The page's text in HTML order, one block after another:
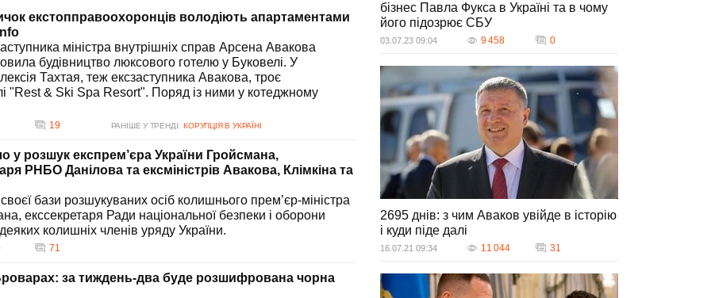
перебування на посаді міністра внутрішніх справ. Зокрема, його
та у справах про корупцію і хабарництво, які проходили під час
Україні. Він критикує владу за утиски свободи слова та вважає, що
тенденціями, з яких важко вийти. Також Аваков акцентує на
Авакова?
Арсена Авакова, брали участь у декількох судових справах.
та отриманні неправомірної вигоди. Деякі з них також
Аваков?
він отримав дозвіл Антимонопольного комітету на контроль над
енергії. Це наводить на думку, що Аваков виділяє особливу
екстопправоохоронців володіють апартаментами
міністра внутрішніх справ Арсена Авакова
будівництво люксового готелю у Буковелі. У
Тахтая, теж ексзаступника Авакова, троє
"Rest & Ski Spa Resort". Поряд із ними у котеджному
19 РАНІШЕ У ТРЕНДІ: КОРУПЦІЯ В УКРАЇНІ
у розшук експрем’єра України Гройсмана,
РНБО Данілова та ексміністрів Авакова, Клімкіна та
бази розшукуваних осіб колишнього прем’єр-міністра
екссекретаря Ради національної безпеки і оборони
колишніх членів уряду України.
71
за тиждень-два буде розшифрована чорна
бізнес Павла Фукса в Україні та в чому
його підозрює СБУ
03.07.23 09:04 9 458 0
2695 днів: з чим Аваков увійде в історію
і куди піде далі
16.07.21 09:34 11 044 31